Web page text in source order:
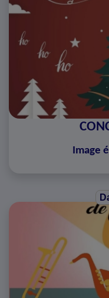
Image